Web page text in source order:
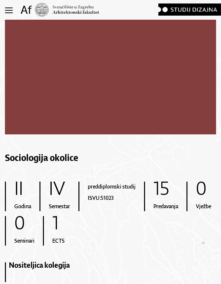
Sociologija okolice
II
Godina
IV
Semestar
preddiplomski studij
ISVU:51023
15
Predavanja
0
Vježbe
0
Seminari
1
ECTS
Nositeljica kolegija